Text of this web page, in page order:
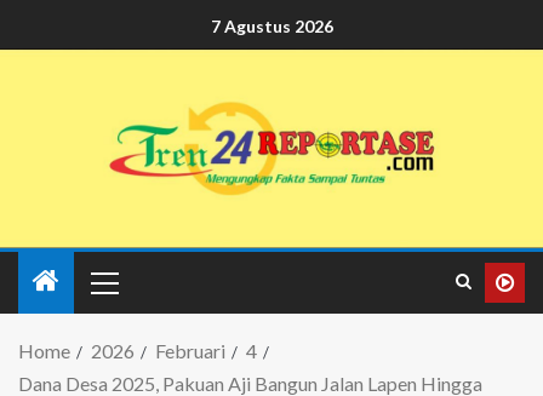
7 Agustus 2026
Home 2026 Februari
4
Dana Desa 2025, Pakuan Aji Bangun Jalan Lapen Hingga